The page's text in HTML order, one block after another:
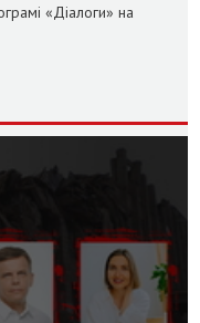
«Діалоги» на